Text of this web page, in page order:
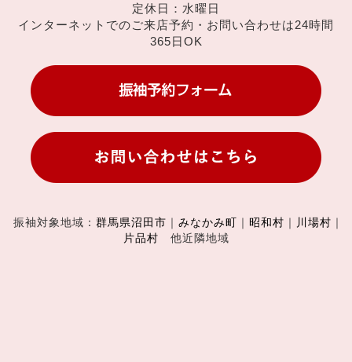
定休日：水曜日
インターネットでのご来店予約・お問い合わせは24時間
365日OK
振袖対象地域： 群馬県沼田市 ｜ みなかみ町 ｜ 昭和村 ｜ 川場村 ｜
片品村 他近隣地域